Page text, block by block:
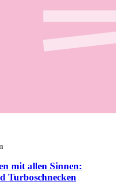
mit allen Sinnen:
Turboschnecken